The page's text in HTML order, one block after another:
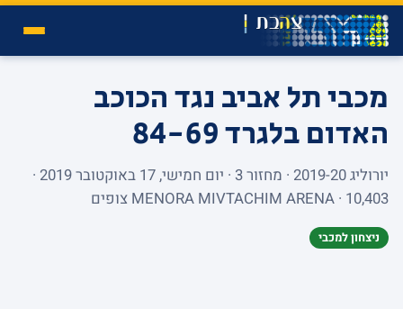
מכבי תל אביב נגד הכוכב
האדום בלגרד84-69
יורוליג 2019-20 · מחזור 3 · יום חמישי, 17 באוקטובר 2019 ·
MENORA MIVTACHIM ARENA · 10,403 צופים
ניצחון למכבי